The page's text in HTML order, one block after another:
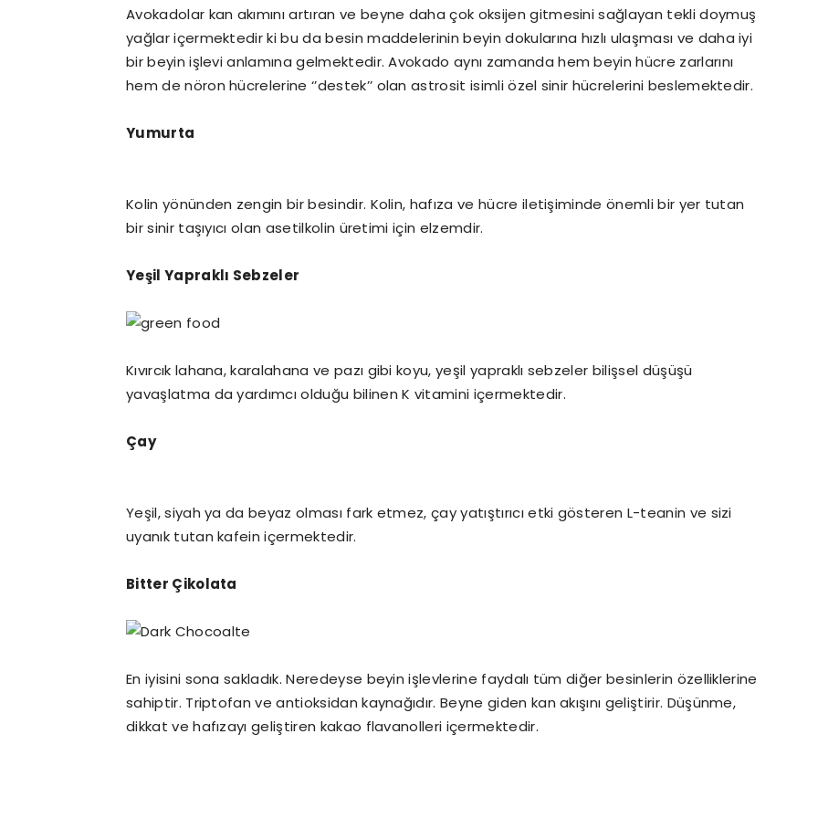
Avokadolar kan akımını artıran ve beyne daha çok oksijen gitmesini sağlayan tekli doymuş
yağlar içermektedir ki bu da besin maddelerinin beyin dokularına hızlı ulaşması ve daha iyi
bir beyin işlevi anlamına gelmektedir. Avokado aynı zamanda hem beyin hücre zarlarını
hem de nöron hücrelerine ‘’destek’’ olan astrosit isimli özel sinir hücrelerini beslemektedir.
Yumurta
Kolin yönünden zengin bir besindir. Kolin, hafıza ve hücre iletişiminde önemli bir yer tutan
bir sinir taşıyıcı olan asetilkolin üretimi için elzemdir.
Yeşil Yapraklı Sebzeler
Kıvırcık lahana, karalahana ve pazı gibi koyu, yeşil yapraklı sebzeler bilişsel düşüşü
yavaşlatma da yardımcı olduğu bilinen K vitamini içermektedir.
Çay
Yeşil, siyah ya da beyaz olması fark etmez, çay yatıştırıcı etki gösteren L-teanin ve sizi
uyanık tutan kafein içermektedir.
Bitter Çikolata
En iyisini sona sakladık. Neredeyse beyin işlevlerine faydalı tüm diğer besinlerin özelliklerine
sahiptir. Triptofan ve antioksidan kaynağıdır. Beyne giden kan akışını geliştirir. Düşünme,
dikkat ve hafızayı geliştiren kakao flavanolleri içermektedir.